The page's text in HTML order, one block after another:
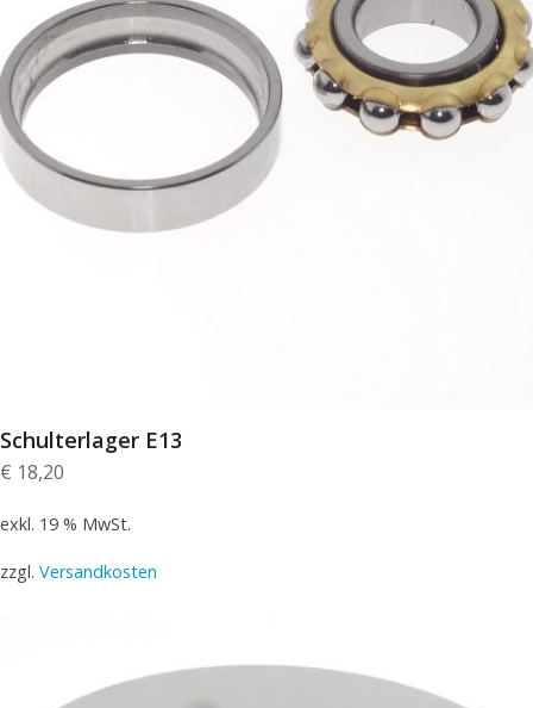
Schulterlager E13
€ 18,20
exkl. 19 % MwSt.
zzgl. Versandkosten